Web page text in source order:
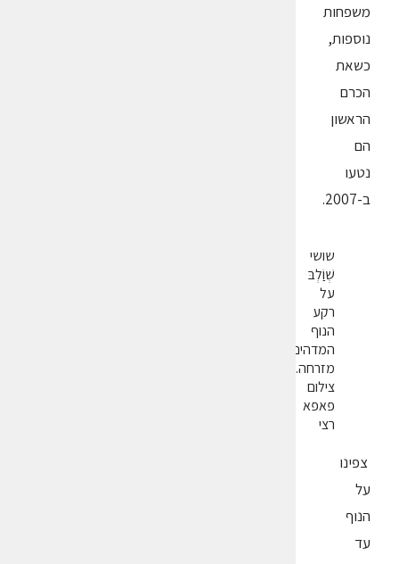
משפחות
נוספות,
כשאת
הכרם
הראשון
הם
נטעו
ב-2007.
שושי
שְׁוַֹלְבּ
על
רקע
הנוף
המדהים
מזרחה.
צילום
פאפא
רצי
צפינו
על
הנוף
עד